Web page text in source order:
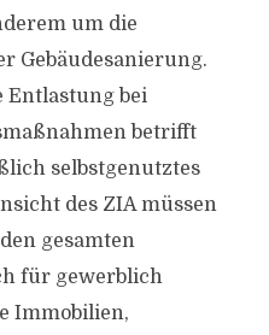
um die
Gebäudesanierung.
Entlastung bei
betrifft
selbstgenutztes
des ZIA müssen
gesamten
für gewerblich
Immobilien,